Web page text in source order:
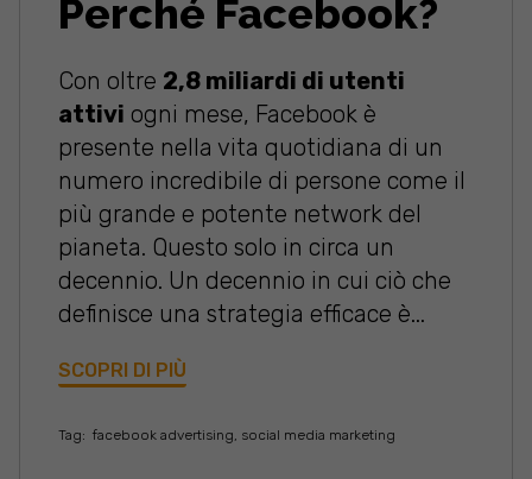
Perché Facebook?
Con oltre 2,8 miliardi di utenti
attivi ogni mese, Facebook è
presente nella vita quotidiana di un
numero incredibile di persone come il
più grande e potente network del
pianeta. Questo solo in circa un
decennio. Un decennio in cui ciò che
definisce una strategia efficace è...
SCOPRI DI PIÙ
Tag: facebook advertising, social media marketing